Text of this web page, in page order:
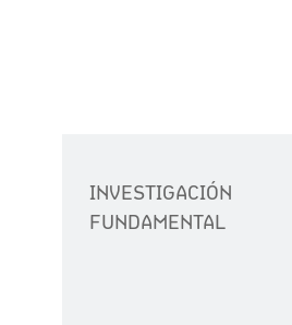
INVESTIGACIÓN
FUNDAMENTAL